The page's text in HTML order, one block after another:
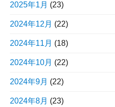
2025年1月 (23)
2024年12月 (22)
2024年11月 (18)
2024年10月 (22)
2024年9月 (22)
2024年8月 (23)